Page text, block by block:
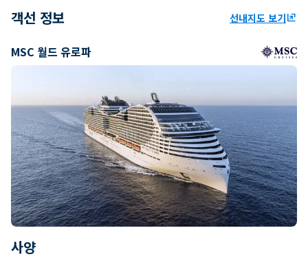
객선 정보 선내지도 보기ungroup
MSC 월드 유로파
사양